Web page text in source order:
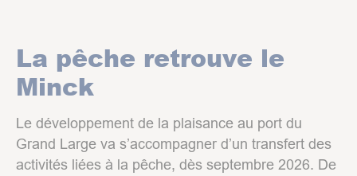
La pêche retrouve le
Minck
Le développement de la plaisance au port du
Grand Large va s’accompagner d’un transfert des
activités liées à la pêche, dès septembre 2026. De